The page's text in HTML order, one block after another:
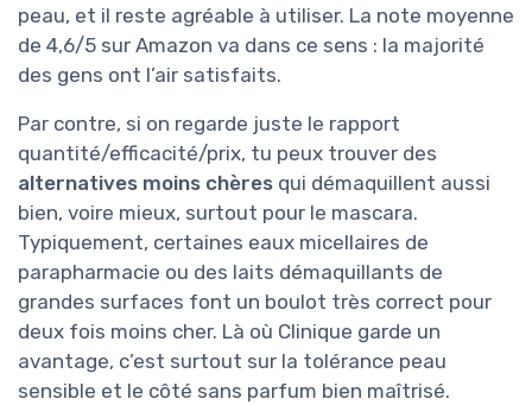
peau, et il reste agréable à utiliser. La note moyenne
de 4,6/5 sur Amazon va dans ce sens : la majorité
des gens ont l’air satisfaits.
Par contre, si on regarde juste le rapport
quantité/efficacité/prix, tu peux trouver des
alternatives moins chères qui démaquillent aussi
bien, voire mieux, surtout pour le mascara.
Typiquement, certaines eaux micellaires de
parapharmacie ou des laits démaquillants de
grandes surfaces font un boulot très correct pour
deux fois moins cher. Là où Clinique garde un
avantage, c’est surtout sur la tolérance peau
sensible et le côté sans parfum bien maîtrisé.